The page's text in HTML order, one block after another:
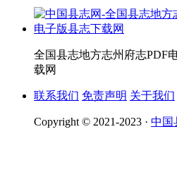
全国县志地方志州府志PDF
载网
联系我们 免责声明 关于我们
Copyright © 2021-2023 · 中国